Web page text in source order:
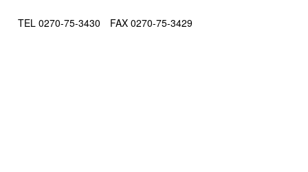
TEL 0270-75-3430 FAX 0270-75-3429